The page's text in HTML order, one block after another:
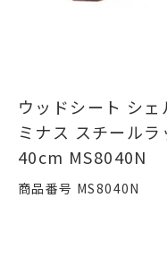
ウッドシート シ
ミナス スチール
40cm MS8040N
商品番号 MS8040N